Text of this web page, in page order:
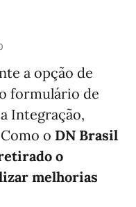
a opção de
formulário de
Integração,
o DN Brasil
o
melhorias